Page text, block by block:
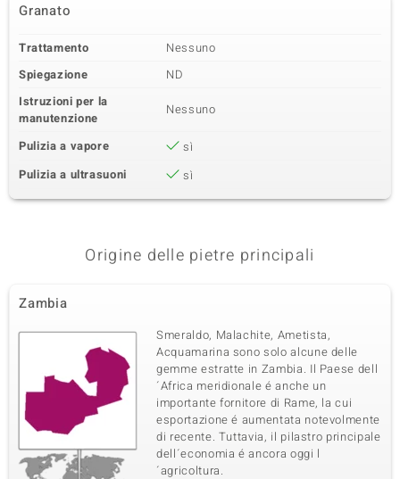
Granato
Trattamento
Nessuno
Spiegazione
ND
Istruzioni per la
manutenzione
Nessuno
Pulizia a vapore
sì
Pulizia a ultrasuoni
sì
Origine delle pietre principali
Zambia
Smeraldo, Malachite, Ametista,
Acquamarina sono solo alcune delle
gemme estratte in Zambia. Il Paese dell
´Africa meridionale é anche un
importante fornitore di Rame, la cui
esportazione é aumentata notevolmente
di recente. Tuttavia, il pilastro principale
dell´economia é ancora oggi l
´agricoltura.